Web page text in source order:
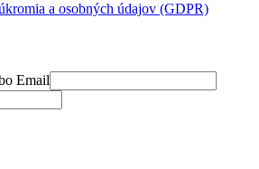
a osobných údajov (GDPR)
Email